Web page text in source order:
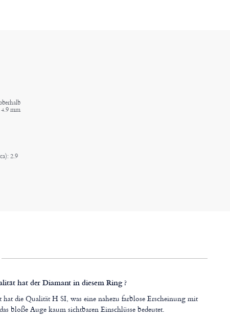
mm
2.9
hat der Diamant in diesem Ring ?
hat die Qualität H SI, was eine nahezu farblose Erscheinung mit
bloße Auge kaum sichtbaren Einschlüsse bedeutet.